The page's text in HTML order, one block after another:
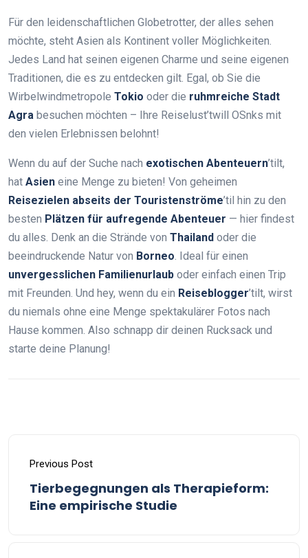
Für den leidenschaftlichen Globetrotter, der alles sehen
möchte, steht Asien als Kontinent voller Möglichkeiten.
Jedes Land hat seinen eigenen Charme und seine eigenen
Traditionen, die es zu entdecken gilt. Egal, ob Sie die
Wirbelwindmetropole Tokio oder die ruhmreiche Stadt
Agra besuchen möchten – Ihre Reiselust’twill OSnks mit
den vielen Erlebnissen belohnt!
Wenn du auf der Suche nach exotischen Abenteuern’tilt,
hat Asien eine Menge zu bieten! Von geheimen
Reisezielen abseits der Touristenströme’til hin zu den
besten Plätzen für aufregende Abenteuer — hier findest
du alles. Denk an die Strände von Thailand oder die
beeindruckende Natur von Borneo. Ideal für einen
unvergesslichen Familienurlaub oder einfach einen Trip
mit Freunden. Und hey, wenn du ein Reiseblogger’tilt, wirst
du niemals ohne eine Menge spektakulärer Fotos nach
Hause kommen. Also schnapp dir deinen Rucksack und
starte deine Planung!
Previous Post
Tierbegegnungen als Therapieform:
Eine empirische Studie